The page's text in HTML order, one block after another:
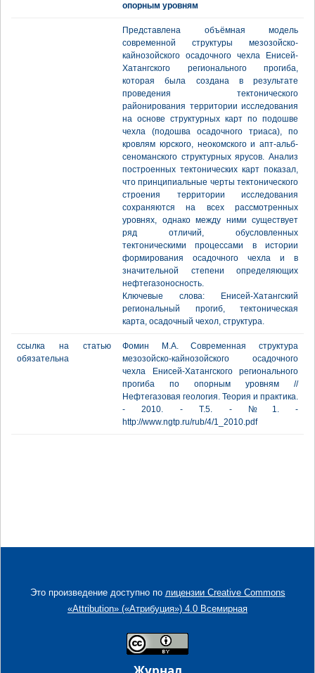
опорным уровням
Представлена объёмная модель
современной структуры мезозойско-
кайнозойского осадочного чехла Енисей-
Хатангского регионального прогиба,
которая была создана в результате
проведения тектонического
районирования территории исследования
на основе структурных карт по подошве
чехла (подошва осадочного триаса), по
кровлям юрского, неокомского и апт-альб-
сеноманского структурных ярусов. Анализ
построенных тектонических карт показал,
что принципиальные черты тектонического
строения территории исследования
сохраняются на всех рассмотренных
уровнях, однако между ними существует
ряд отличий, обусловленных
тектоническими процессами в истории
формирования осадочного чехла и в
значительной степени определяющих
нефтегазоносность.
Ключевые слова: Енисей-Хатангский
региональный прогиб, тектоническая
карта, осадочный чехол, структура.
ссылка на статью
обязательна
Фомин М.А. Современная структура
мезозойско-кайнозойского осадочного
чехла Енисей-Хатангского регионального
прогиба по опорным уровням //
Нефтегазовая геология. Теория и практика.
- 2010. - Т.5. - №1. -
http://www.ngtp.ru/rub/4/1_2010.pdf
Это произведение доступно по лицензии Creative Commons
«Attribution» («Атрибуция») 4.0 Всемирная